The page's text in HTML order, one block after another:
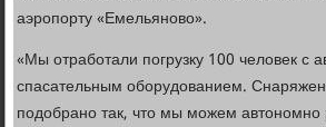
аэропорту «Емельяново».
«Мы отработали погрузку 100 человек с
спасательным оборудованием.
подобрано так, что мы можем автономно